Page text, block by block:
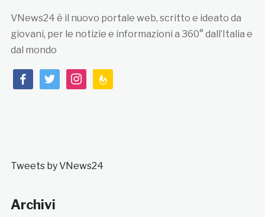
VNews24 è il nuovo portale web, scritto e ideato da
giovani, per le notizie e informazioni a 360° dall’Italia e
dal mondo
facebooktwitterinstagramfeedburner
Tweets by VNews24
Archivi